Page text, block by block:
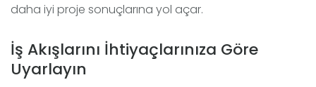
daha iyi proje sonuçlarına yol açar.
İş Akışlarını İhtiyaçlarınıza Göre
Uyarlayın